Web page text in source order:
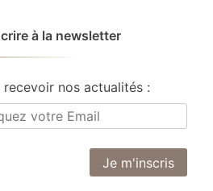
à la newsletter
recevoir nos actualités :